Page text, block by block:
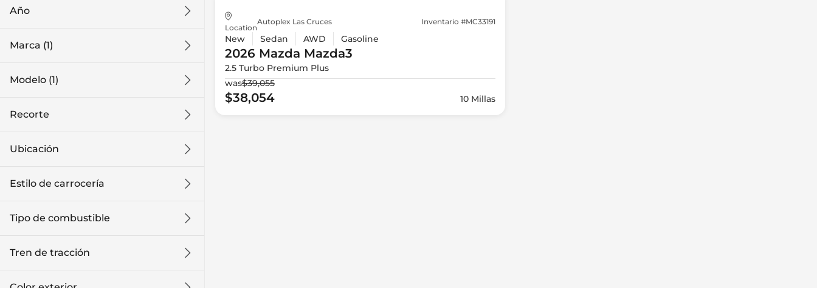
Año
Marca (1)
Modelo (1)
Recorte
Ubicación
Estilo de carrocería
Tipo de combustible
Tren de tracción
Location
Autoplex Las Cruces Inventario #MC33191
New Sedan AWD Gasoline
2026 Mazda Mazda3
2.5 Turbo Premium Plus
was$39,055
$38,054 10 Millas